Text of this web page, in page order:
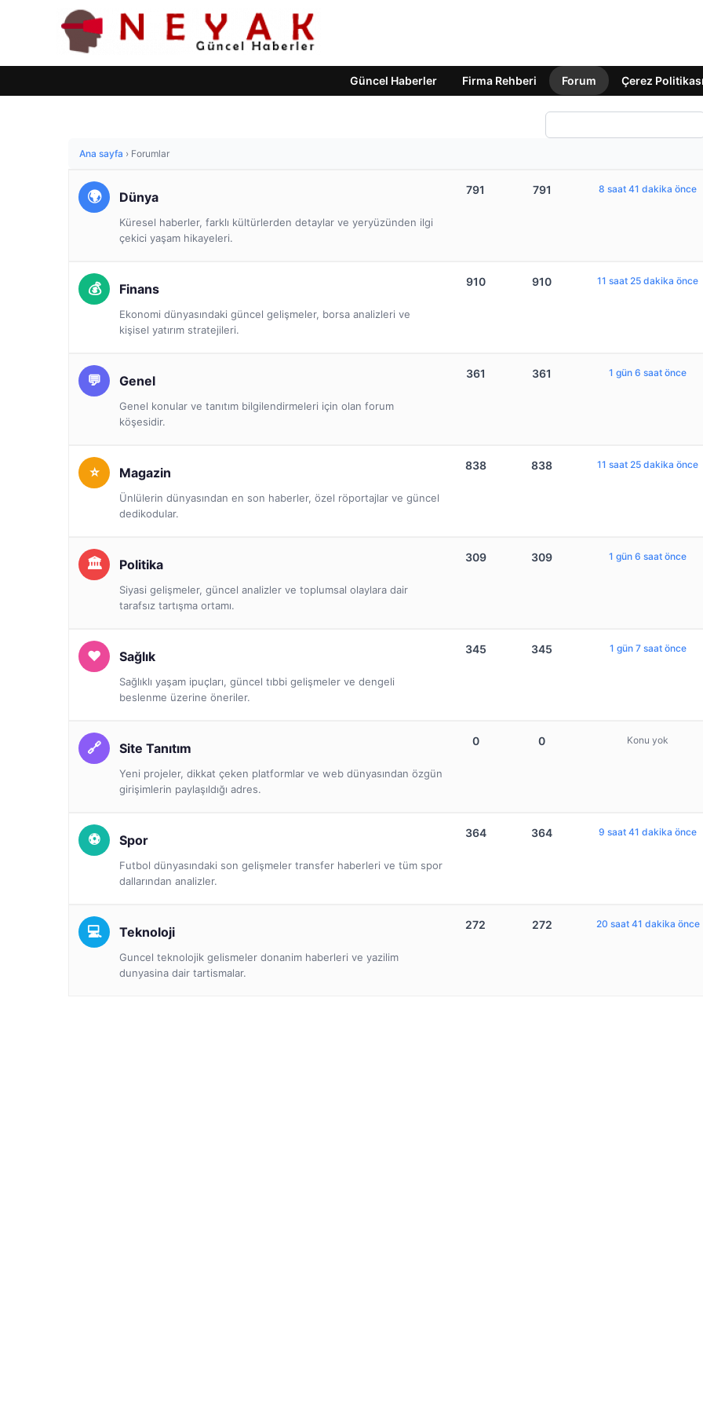
Güncel Haberler Firma Rehberi Forum Çerez Politikası
Ana sayfa › Forumlar
Dünya
Küresel haberler, farklı kültürlerden detaylar ve yeryüzünden ilgi
çekici yaşam hikayeleri.
791 791 8 saat 41 dakika önce
Finans
Ekonomi dünyasındaki güncel gelişmeler, borsa analizleri ve
kişisel yatırım stratejileri.
910 910 11 saat 25 dakika önce
Genel
Genel konular ve tanıtım bilgilendirmeleri için olan forum
köşesidir.
361 361 1 gün 6 saat önce
Magazin
Ünlülerin dünyasından en son haberler, özel röportajlar ve güncel
dedikodular.
838 838 11 saat 25 dakika önce
Politika
Siyasi gelişmeler, güncel analizler ve toplumsal olaylara dair
tarafsız tartışma ortamı.
309 309 1 gün 6 saat önce
Sağlık
Sağlıklı yaşam ipuçları, güncel tıbbi gelişmeler ve dengeli
beslenme üzerine öneriler.
345 345 1 gün 7 saat önce
Site Tanıtım
Yeni projeler, dikkat çeken platformlar ve web dünyasından özgün
girişimlerin paylaşıldığı adres.
0 0 Konu yok
Spor
Futbol dünyasındaki son gelişmeler transfer haberleri ve tüm spor
dallarından analizler.
364 364 9 saat 41 dakika önce
Teknoloji
Guncel teknolojik gelismeler donanim haberleri ve yazilim
dunyasina dair tartismalar.
272 272 20 saat 41 dakika önce